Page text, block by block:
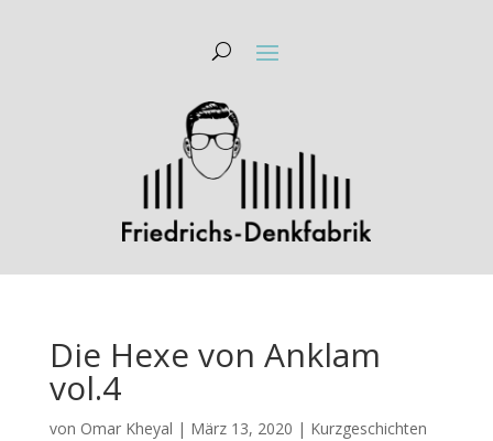
Die Hexe von Anklam
vol.4
von Omar Kheyal | März 13, 2020 | Kurzgeschichten